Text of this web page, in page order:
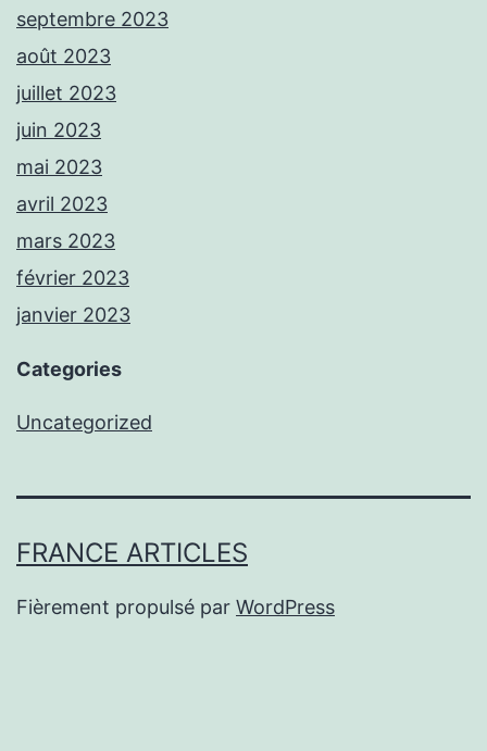
septembre 2023
août 2023
juillet 2023
juin 2023
mai 2023
avril 2023
mars 2023
février 2023
janvier 2023
Categories
Uncategorized
FRANCE ARTICLES
Fièrement propulsé par WordPress